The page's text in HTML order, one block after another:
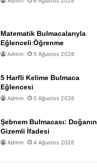
Matematik Bulmacalarıyla
Eğlenceli Öğrenme
Admin 5 Ağustos 2026
5 Harfli Kelime Bulmaca
Eğlencesi
Admin 5 Ağustos 2026
Şebnem Bulmacası: Doğanın
Gizemli İfadesi
Admin 4 Ağustos 2026